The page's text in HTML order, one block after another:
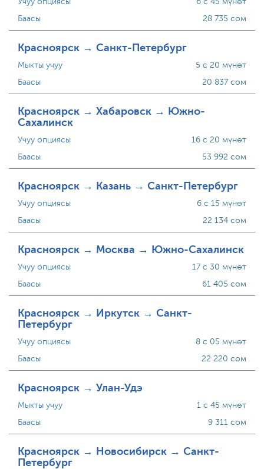
Баасы
28 735 сом
Красноярск → Санкт-Петербург
Мыкты учуу
Баасы
5 с 20 мүнөт
20 837 сом
Красноярск → Хабаровск → Южно-
Сахалинск
Учуу опциясы
Баасы
16 с 20 мүнөт
53 992 сом
Красноярск → Казань → Санкт-Петербург
Учуу опциясы
Баасы
6 с 15 мүнөт
22 134 сом
Красноярск → Москва → Южно-Сахалинск
Учуу опциясы
Баасы
17 с 30 мүнөт
61 405 сом
Красноярск → Иркутск → Санкт-
Петербург
Учуу опциясы
Баасы
8 с 05 мүнөт
22 220 сом
Красноярск → Улан-Удэ
Мыкты учуу
Баасы
1 с 45 мүнөт
9 311 сом
Красноярск → Новосибирск → Санкт-
Петербург